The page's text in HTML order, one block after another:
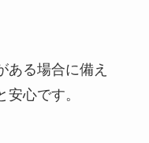
ある場合に備え
心です。